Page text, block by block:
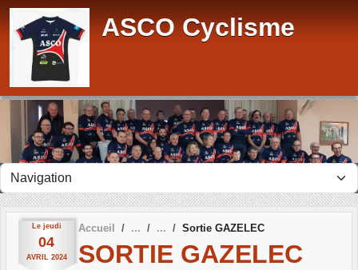
ASCO Cyclisme
Le jeudi
04
AVRIL 2024
Accueil Sortie GAZELEC
SORTIE GAZELEC
Panneau de gestion des cookies